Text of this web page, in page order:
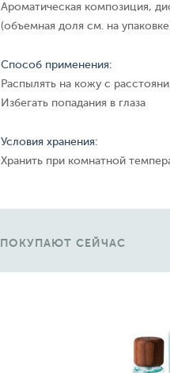
Ароматическая композиция,
(объемная доля см. на
Способ применения:
Распылять на кожу с
Избегать попадания в глаза
Условия хранения:
Хранить при комнатной
ПОКУПАЮТ СЕЙЧАС